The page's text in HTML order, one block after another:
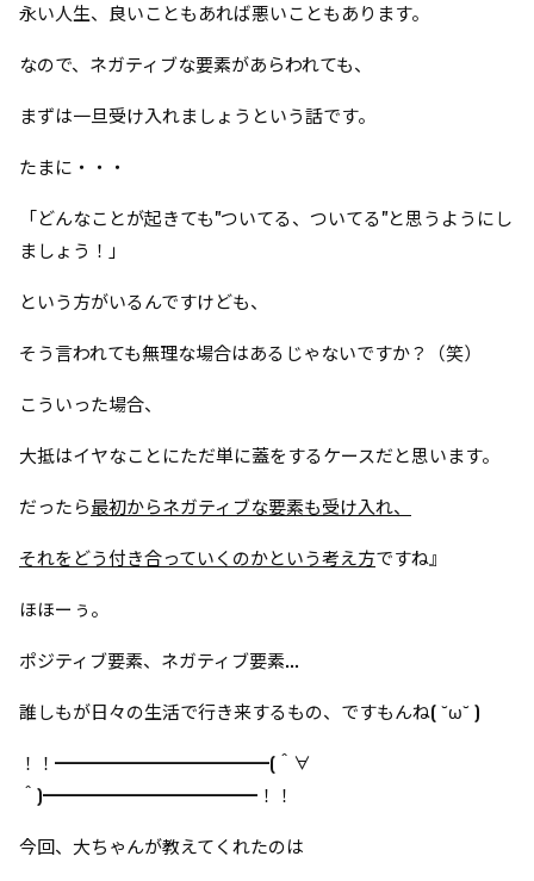
永い人生、良いこともあれば悪いこともあります。
なので、ネガティブな要素があらわれても、
まずは一旦受け入れましょうという話です。
たまに・・・
「どんなことが起きても"ついてる、ついてる"と思うようにし
ましょう！」
という方がいるんですけども、
そう言われても無理な場合はあるじゃないですか？（笑）
こういった場合、
大抵はイヤなことにただ単に蓋をするケースだと思います。
だったら最初からネガティブな要素も受け入れ、
それをどう付き合っていくのかという考え方ですね』
ほほーぅ。
ポジティブ要素、ネガティブ要素...
誰しもが日々の生活で行き来するもの、ですもんね( ˘ω˘ )
！！━━━━━━━━━━━━(＾∀
＾)━━━━━━━━━━━━！！
今回、大ちゃんが教えてくれたのは